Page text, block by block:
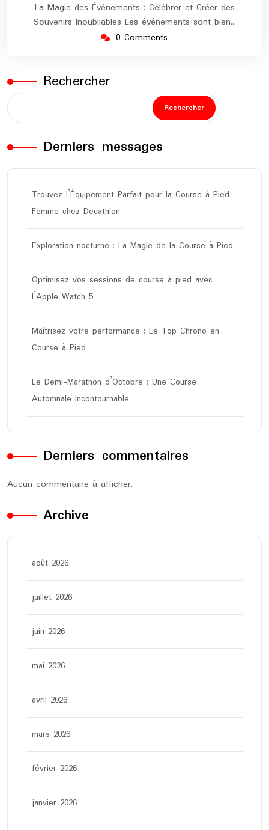
La Magie des Événements : Célébrer et Créer des
Souvenirs Inoubliables Les événements sont bien…
0 Comments
Rechercher
Rechercher
Derniers messages
Trouvez l’Équipement Parfait pour la Course à Pied
Femme chez Decathlon
Exploration nocturne : La Magie de la Course à Pied
Optimisez vos sessions de course à pied avec
l’Apple Watch 5
Maîtrisez votre performance : Le Top Chrono en
Course à Pied
Le Demi-Marathon d’Octobre : Une Course
Automnale Incontournable
Derniers commentaires
Aucun commentaire à afficher.
Archive
août 2026
juillet 2026
juin 2026
mai 2026
avril 2026
mars 2026
février 2026
janvier 2026